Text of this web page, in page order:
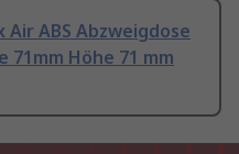
ABS Abzweigdose
71mm Höhe 71 mm